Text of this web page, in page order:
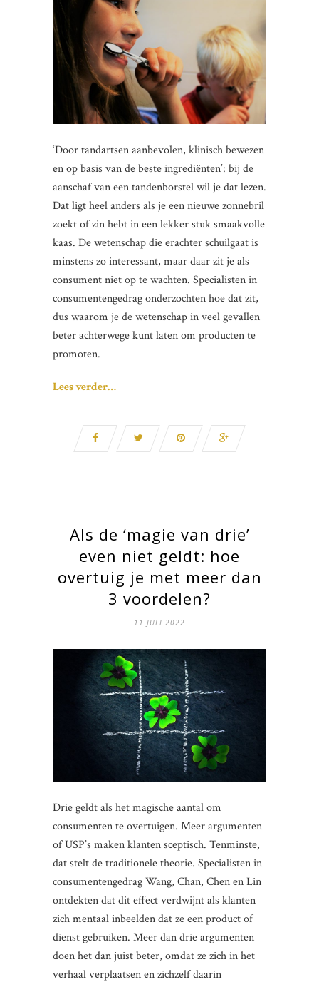
‘Door tandartsen aanbevolen, klinisch bewezen
en op basis van de beste ingrediënten’: bij de
aanschaf van een tandenborstel wil je dat lezen.
Dat ligt heel anders als je een nieuwe zonnebril
zoekt of zin hebt in een lekker stuk smaakvolle
kaas. De wetenschap die erachter schuilgaat is
minstens zo interessant, maar daar zit je als
consument niet op te wachten. Specialisten in
consumentengedrag onderzochten hoe dat zit,
dus waarom je de wetenschap in veel gevallen
beter achterwege kunt laten om producten te
promoten.
Lees verder…
Als de ‘magie van drie’
even niet geldt: hoe
overtuig je met meer dan
3 voordelen?
11 JULI 2022
Drie geldt als het magische aantal om
consumenten te overtuigen. Meer argumenten
of USP’s maken klanten sceptisch. Tenminste,
dat stelt de traditionele theorie. Specialisten in
consumentengedrag Wang, Chan, Chen en Lin
ontdekten dat dit effect verdwijnt als klanten
zich mentaal inbeelden dat ze een product of
dienst gebruiken. Meer dan drie argumenten
doen het dan juist beter, omdat ze zich in het
verhaal verplaatsen en zichzelf daarin